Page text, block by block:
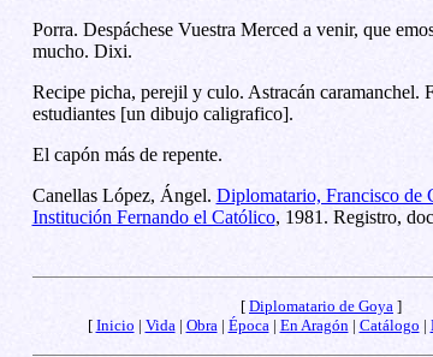
Porra. Despáchese Vuestra Merced a venir, que
mucho. Dixi.
Recipe picha, perejil y culo. Astracán caramanchel.
estudiantes [un dibujo caligrafico].
El capón más de repente.
Canellas López, Ángel. Diplomatario, Francisco de
Institución Fernando el Católico, 1981. Registro,
[ Diplomatario de Goya ]
[ Inicio | Vida | Obra | Época | En Aragón | Catálogo |